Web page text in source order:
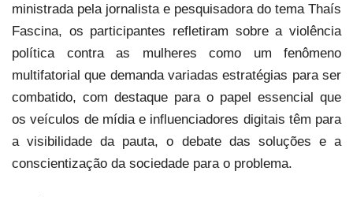
ministrada pela jornalista e pesquisadora do tema Thaís
Fascina, os participantes refletiram sobre a violência
política contra as mulheres como um fenômeno
multifatorial que demanda variadas estratégias para ser
combatido, com destaque para o papel essencial que
os veículos de mídia e influenciadores digitais têm para
a visibilidade da pauta, o debate das soluções e a
conscientização da sociedade para o problema.